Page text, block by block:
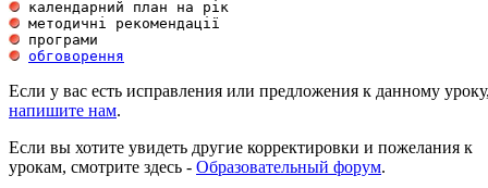
обговорення
Если у вас есть исправления или предложения к данному
напишите нам.
Если вы хотите увидеть другие корректировки и пожелания к
урокам, смотрите здесь - Образовательный форум.